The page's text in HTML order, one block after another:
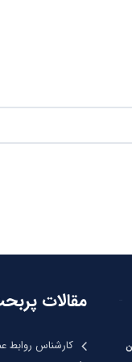
مقالات
کارشناس روابط